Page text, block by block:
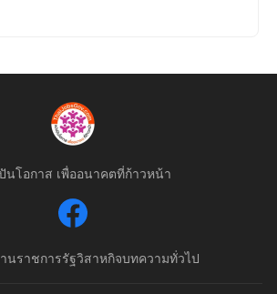
นโอกาส เพื่ออนาคตที่ก้าวหน้า
นราชการรัฐวิสาหกิจบทความทั่วไป